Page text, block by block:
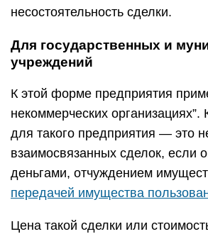
несостоятельность сделки.
Для государственных и
учреждений
К этой форме предприятия
некоммерческих организациях”.
для такого предприятия — это
взаимосвязанных сделок, если
деньгами, отчуждением
передачей имущества
Цена такой сделки или